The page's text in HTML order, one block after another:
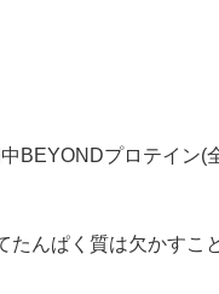
BEYONDプロテイン(
んぱく質は欠かすこ